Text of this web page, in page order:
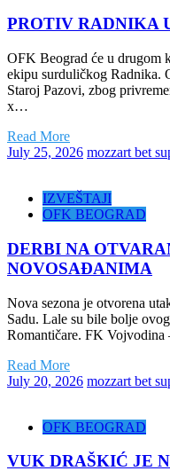
PROTIV RADNIKA
OFK Beograd će u drugom
ekipu surduličkog Radnika.
Staroj Pazovi, zbog
x…
Read More
July 25, 2026 mozzart bet
IZVEŠTAJI
OFK BEOGRAD
DERBI NA
NOVOSAĐANIMA
Nova sezona je otvorena
Sadu. Lale su bile bolje
Romantičare. FK
Read More
July 20, 2026 mozzart bet
OFK BEOGRAD
VUK DRAŠKIĆ JE